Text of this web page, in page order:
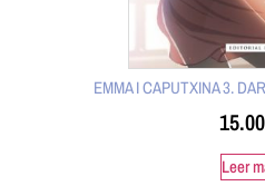
EMMA I CAPUTXINA 3.
15.00
Leer